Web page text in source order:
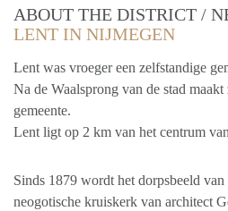
ABOUT THE DISTRICT /
LENT IN NIJMEGEN
Lent was vroeger een zelfstandige
Na de Waalsprong van de stad
gemeente.
Lent ligt op 2 km van het centrum
Sinds 1879 wordt het dorpsbeeld
neogotische kruiskerk van architect